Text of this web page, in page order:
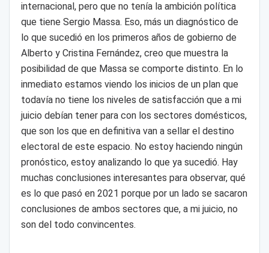
internacional, pero que no tenía la ambición política
que tiene Sergio Massa. Eso, más un diagnóstico de
lo que sucedió en los primeros años de gobierno de
Alberto y Cristina Fernández, creo que muestra la
posibilidad de que Massa se comporte distinto. En lo
inmediato estamos viendo los inicios de un plan que
todavía no tiene los niveles de satisfacción que a mi
juicio debían tener para con los sectores domésticos,
que son los que en definitiva van a sellar el destino
electoral de este espacio. No estoy haciendo ningún
pronóstico, estoy analizando lo que ya sucedió. Hay
muchas conclusiones interesantes para observar, qué
es lo que pasó en 2021 porque por un lado se sacaron
conclusiones de ambos sectores que, a mi juicio, no
son del todo convincentes.